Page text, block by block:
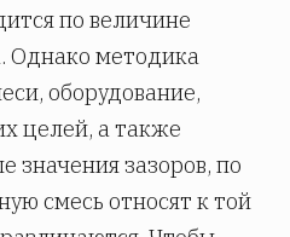
по величине
Однако методика
оборудование,
целей, а также
значения зазоров, по
смесь относят к той